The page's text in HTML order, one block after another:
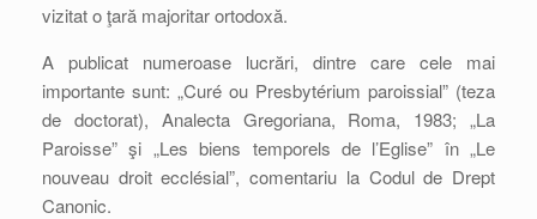
vizitat o ţară majoritar ortodoxă.
A publicat numeroase lucrări, dintre care cele mai
importante sunt: „Curé ou Presbytérium paroissial” (teza
de doctorat), Analecta Gregoriana, Roma, 1983; „La
Paroisse” şi „Les biens temporels de l’Eglise” în „Le
nouveau droit ecclésial”, comentariu la Codul de Drept
Canonic.